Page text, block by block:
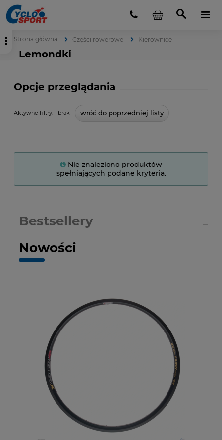
Strona główna Części rowerowe Kierownice
Lemondki
Opcje przeglądania
Aktywne filtry: brak wróć do poprzedniej listy
Nie znaleziono produktów
spełniających podane kryteria.
Nowości
Bestsellery